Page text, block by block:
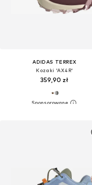
ADIDAS TERREX
Kozaki 'AX4R'
359,90 zł